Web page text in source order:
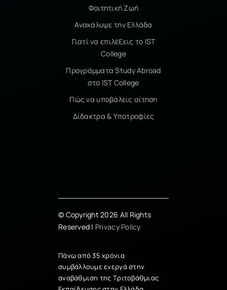
Φοιτητική Ζωή
Ανακάλυψε την Ελλάδα
Γιατί να επιλέξεις το IST
College
Προγράμματα Study Abroad
στο IST College
Πώς να υποβάλεις αίτηση
Δίδακτρα & Υποτροφίες
© Copyright 2026 All Rights
Reserved | Privacy Policy
Πάνω από 35 χρόνια
συμβάλλουμε ενεργά στην
αναβάθμιση της Τριτοβάθμιας